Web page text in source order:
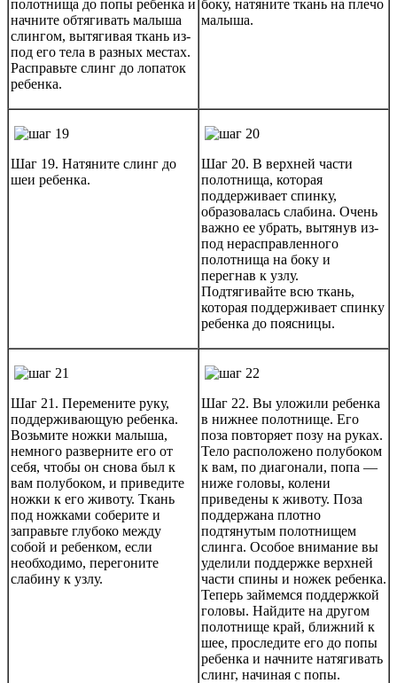
полотнища до попы ребенка и
начните обтягивать малыша
слингом, вытягивая ткань из-
под его тела в разных местах.
Расправьте слинг до лопаток
ребенка.
боку, натяните ткань на плечо
малыша.
Шаг 19. Натяните слинг до
шеи ребенка.
Шаг 20. В верхней части
полотнища, которая
поддерживает спинку,
образовалась слабина. Очень
важно ее убрать, вытянув из-
под нерасправленного
полотнища на боку и
перегнав к узлу.
Подтягивайте всю ткань,
которая поддерживает спинку
ребенка до поясницы.
Шаг 21. Перемените руку,
поддерживающую ребенка.
Возьмите ножки малыша,
немного разверните его от
себя, чтобы он снова был к
вам полубоком, и приведите
ножки к его животу. Ткань
под ножками соберите и
заправьте глубоко между
собой и ребенком, если
необходимо, перегоните
слабину к узлу.
Шаг 22. Вы уложили ребенка
в нижнее полотнище. Его
поза повторяет позу на руках.
Тело расположено полубоком
к вам, по диагонали, попа —
ниже головы, колени
приведены к животу. Поза
поддержана плотно
подтянутым полотнищем
слинга. Особое внимание вы
уделили поддержке верхней
части спины и ножек ребенка.
Теперь займемся поддержкой
головы. Найдите на другом
полотнище край, ближний к
шее, проследите его до попы
ребенка и начните натягивать
слинг, начиная с попы.